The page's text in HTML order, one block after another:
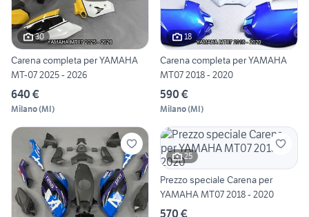
30
Carena completa per YAMAHA
MT-07 2025 - 2026
640 €
Milano(MI)
18
Carena completa per YAMAHA
MT07 2018 - 2020
590 €
Milano(MI)
25
Prezzo speciale Carena per
YAMAHA MT07 2018 - 2020
570 €